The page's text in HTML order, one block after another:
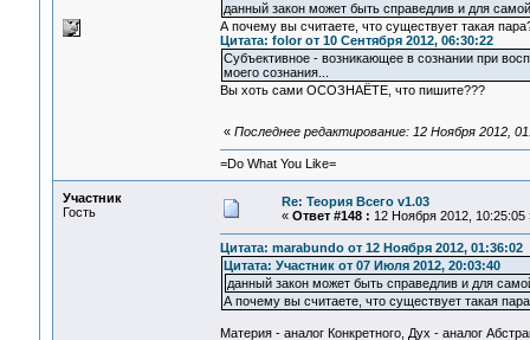
данный закон может быть справедлив и для
А почему вы считаете, что существует такая
Цитата: folor от 10 Сентября 2012, 06:30:22
Субъективное - возникающее в сознании при
моего сознания...
Вы хоть сами ОСОЗНАЁТЕ, что пишите???
« Последнее редактирование: 12 Ноября 2012,
=Do What You Like=
Участник
Гость
Re: Теория Всего v1.03
« Ответ #148 : 12 Ноября 2012, 10:25:05
Цитата: marabundo от 12 Ноября 2012, 01:36:02
Цитата: Участник от 07 Июля 2012, 20:03:40
данный закон может быть справедлив и для
А почему вы считаете, что существует такая
Материя - аналог Конкретного, Дух - аналог